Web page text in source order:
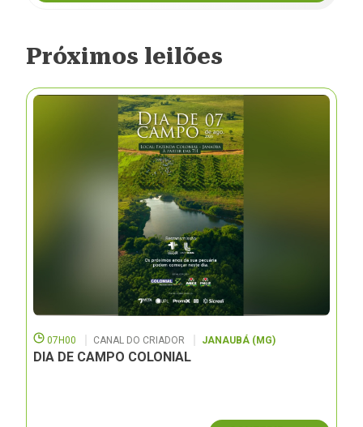
Próximos leilões
07H00 CANAL DO CRIADOR JANAUBÁ (MG)
DIA DE CAMPO COLONIAL